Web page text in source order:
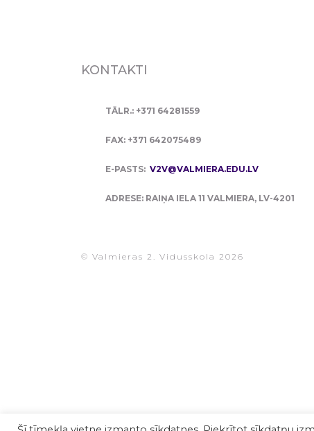
KONTAKTI
TĀLR.: +371 64281559
FAX: +371 642075489
E-PASTS: V2V@VALMIERA.EDU.LV
ADRESE: RAIŅA IELA 11 VALMIERA, LV-4201
© Valmieras 2. Vidusskola 2026